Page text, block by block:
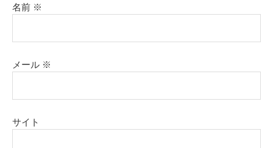
名前 ※
メール ※
サイト